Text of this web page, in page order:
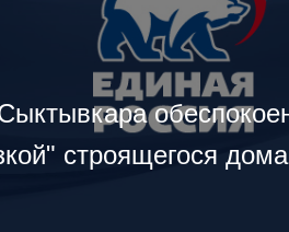
строящегося дома